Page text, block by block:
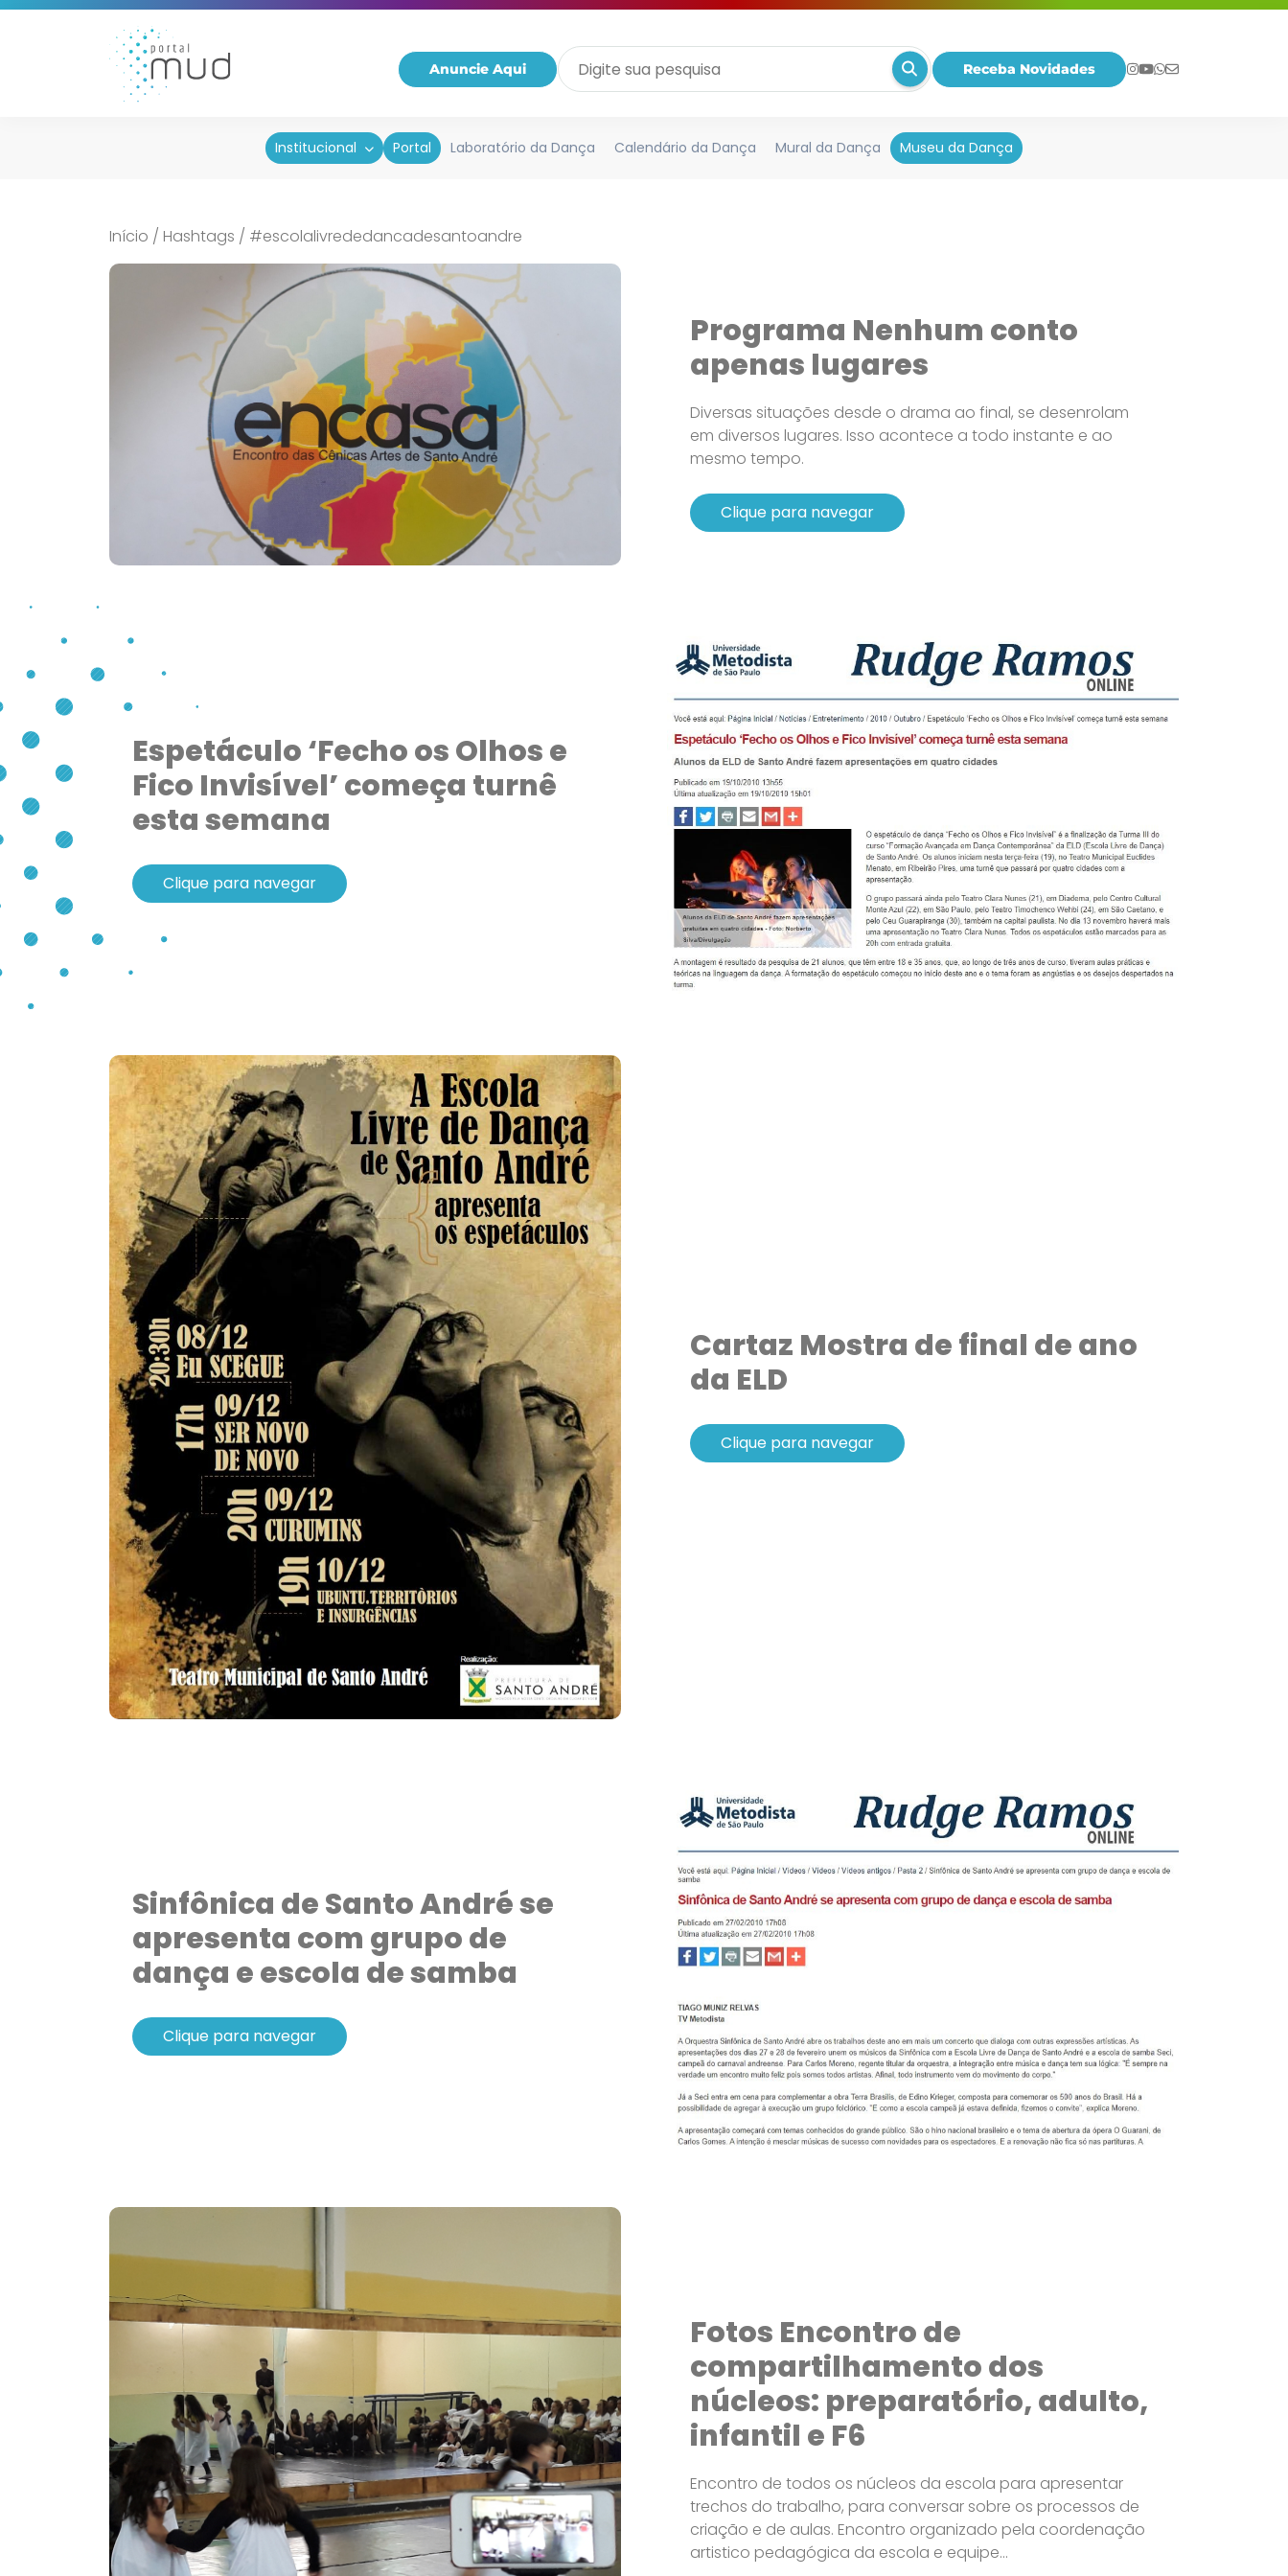
Anuncie Aqui Receba Novidades
Institucional Portal Laboratório da Dança Calendário da Dança Mural da Dança Museu da Dança
Início / Hashtags / #escolalivrededancadesantoandre
Programa Nenhum conto
apenas lugares
Diversas situações desde o drama ao final, se desenrolam
em diversos lugares. Isso acontece a todo instante e ao
mesmo tempo.
Clique para navegar
Espetáculo ‘Fecho os Olhos e
Fico Invisível’ começa turnê
esta semana
Clique para navegar
Cartaz Mostra de final de ano
da ELD
Clique para navegar
Sinfônica de Santo André se
apresenta com grupo de
dança e escola de samba
Clique para navegar
Fotos Encontro de
compartilhamento dos
núcleos: preparatório, adulto,
infantil e F6
Encontro de todos os núcleos da escola para apresentar
trechos do trabalho, para conversar sobre os processos de
criação e de aulas. Encontro organizado pela coordenação
artistico pedagógica da escola e equipe...